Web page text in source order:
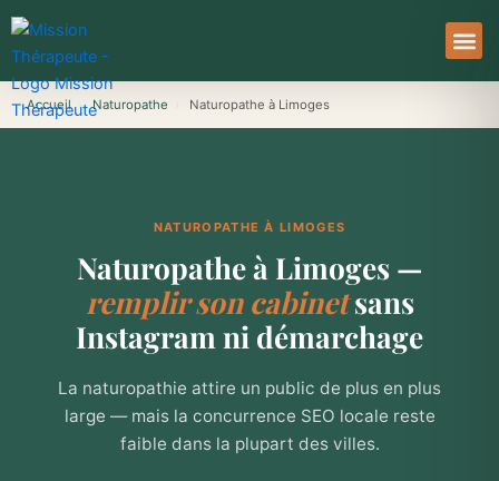
Aller
au
contenu
Accueil › Naturopathe Naturopathe à Limoges
NATUROPATHE À LIMOGES
Naturopathe à Limoges —
remplir son cabinetsans
Instagram ni démarchage
La naturopathie attire un public de plus en plus
large — mais la concurrence SEO locale reste
faible dans la plupart des villes.